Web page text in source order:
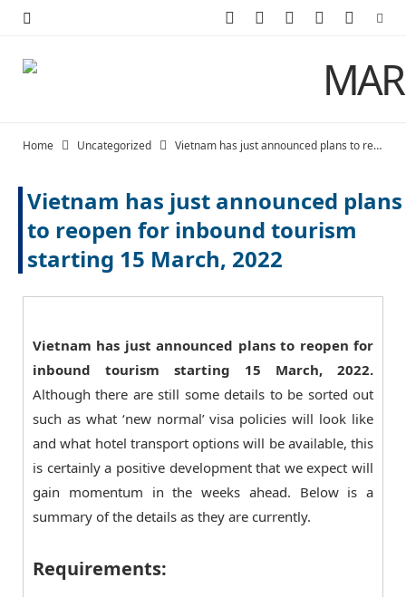
o
o
k
t
t
e
)
g
r
r
e
u
b
e
Home Uncategorized Vietnam has just announced plans to reopen for inbound tourism starting 15 March, 2022
Vietnam has just announced plans
to reopen for inbound tourism
starting 15 March, 2022
Vietnam has just announced plans to reopen for
inbound tourism starting 15 March, 2022.
Although there are still some details to be sorted out
such as what ‘new normal’ visa policies will look like
and what hotel transport options will be available, this
is certainly a positive development that we expect will
gain momentum in the weeks ahead. Below is a
summary of the details as they are currently.
Requirements: